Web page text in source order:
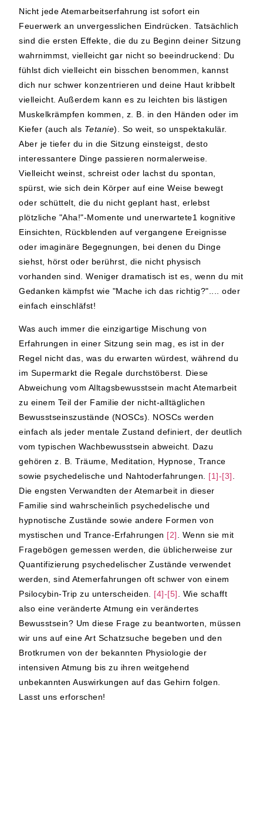
Nicht jede Atemarbeitserfahrung ist sofort ein
Feuerwerk an unvergesslichen Eindrücken. Tatsächlich
sind die ersten Effekte, die du zu Beginn deiner Sitzung
wahrnimmst, vielleicht gar nicht so beeindruckend: Du
fühlst dich vielleicht ein bisschen benommen, kannst
dich nur schwer konzentrieren und deine Haut kribbelt
vielleicht. Außerdem kann es zu leichten bis lästigen
Muskelkrämpfen kommen, z. B. in den Händen oder im
Kiefer (auch als Tetanie). So weit, so unspektakulär.
Aber je tiefer du in die Sitzung einsteigst, desto
interessantere Dinge passieren normalerweise.
Vielleicht weinst, schreist oder lachst du spontan,
spürst, wie sich dein Körper auf eine Weise bewegt
oder schüttelt, die du nicht geplant hast, erlebst
plötzliche "Aha!"-Momente und unerwartete1 kognitive
Einsichten, Rückblenden auf vergangene Ereignisse
oder imaginäre Begegnungen, bei denen du Dinge
siehst, hörst oder berührst, die nicht physisch
vorhanden sind. Weniger dramatisch ist es, wenn du mit
Gedanken kämpfst wie "Mache ich das richtig?".... oder
einfach einschläfst!
Was auch immer die einzigartige Mischung von
Erfahrungen in einer Sitzung sein mag, es ist in der
Regel nicht das, was du erwarten würdest, während du
im Supermarkt die Regale durchstöberst. Diese
Abweichung vom Alltagsbewusstsein macht Atemarbeit
zu einem Teil der Familie der nicht-alltäglichen
Bewusstseinszustände (NOSCs). NOSCs werden
einfach als jeder mentale Zustand definiert, der deutlich
vom typischen Wachbewusstsein abweicht. Dazu
gehören z. B. Träume, Meditation, Hypnose, Trance
sowie psychedelische und Nahtoderfahrungen. [1]-[3].
Die engsten Verwandten der Atemarbeit in dieser
Familie sind wahrscheinlich psychedelische und
hypnotische Zustände sowie andere Formen von
mystischen und Trance-Erfahrungen [2]. Wenn sie mit
Fragebögen gemessen werden, die üblicherweise zur
Quantifizierung psychedelischer Zustände verwendet
werden, sind Atemerfahrungen oft schwer von einem
Psilocybin-Trip zu unterscheiden. [4]-[5]. Wie schafft
also eine veränderte Atmung ein verändertes
Bewusstsein? Um diese Frage zu beantworten, müssen
wir uns auf eine Art Schatzsuche begeben und den
Brotkrumen von der bekannten Physiologie der
intensiven Atmung bis zu ihren weitgehend
unbekannten Auswirkungen auf das Gehirn folgen.
Lasst uns erforschen!